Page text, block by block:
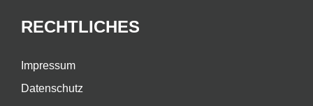
RECHTLICHES
Impressum
Datenschutz